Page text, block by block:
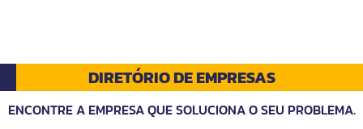
DIRETÓRIO DE EMPRESAS
ENCONTRE A EMPRESA QUE SOLUCIONA O SEU PROBLEMA.